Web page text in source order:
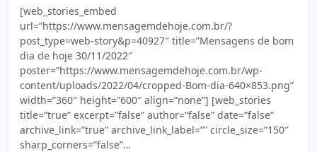
[web_stories_embed
url=”https://www.mensagemdehoje.com.br/?
post_type=web-story&p=40927″ title=”Mensagens de bom
dia de hoje 30/11/2022″
poster=”https://www.mensagemdehoje.com.br/wp-
content/uploads/2022/04/cropped-Bom-dia-640×853.png”
width=”360″ height=”600″ align=”none”] [web_stories
title=”true” excerpt=”false” author=”false” date=”false”
archive_link=”true” archive_link_label=”” circle_size=”150″
sharp_corners=”false”…